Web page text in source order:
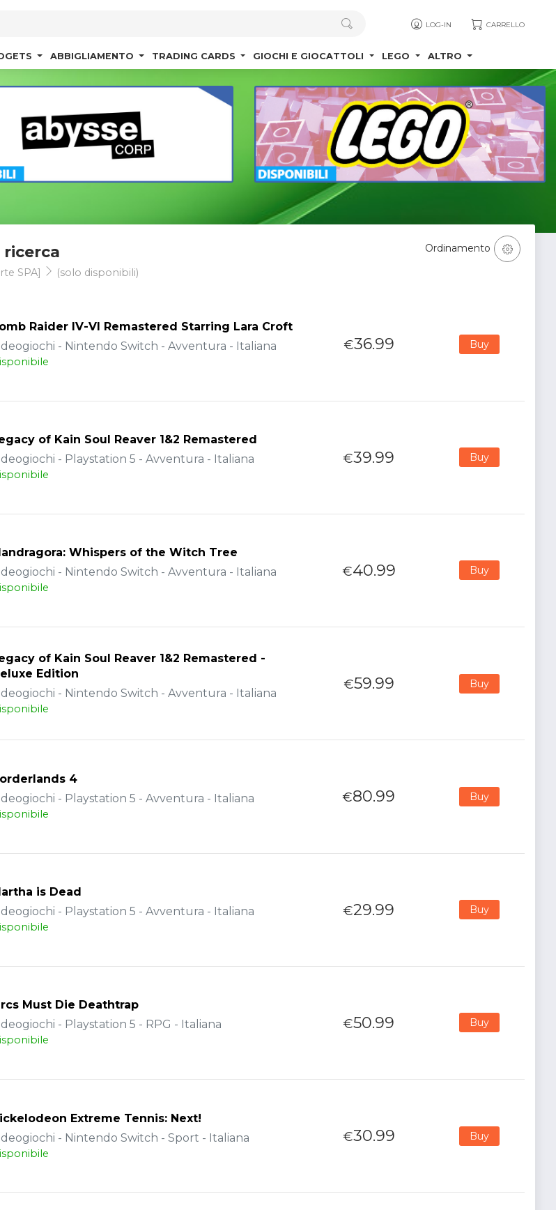
LOG-IN CARRELLO
ABBIGLIAMENTO TRADING CARDS GIOCHI E GIOCATTOLI LEGO ALTRO
SPA] (solo disponibili)
Ordinamento
Raider IV-VI Remastered Starring Lara Croft
- Nintendo Switch - Avventura - Italiana
€36.99 Buy
of Kain Soul Reaver 1&2 Remastered
- Playstation 5 - Avventura - Italiana
€39.99 Buy
Whispers of the Witch Tree
- Nintendo Switch - Avventura - Italiana
€40.99 Buy
of Kain Soul Reaver 1&2 Remastered -
Edition
- Nintendo Switch - Avventura - Italiana
€59.99 Buy
4
- Playstation 5 - Avventura - Italiana
€80.99 Buy
is Dead
- Playstation 5 - Avventura - Italiana
€29.99 Buy
Must Die Deathtrap
- Playstation 5 - RPG - Italiana
€50.99 Buy
Extreme Tennis: Next!
- Nintendo Switch - Sport - Italiana
€30.99 Buy